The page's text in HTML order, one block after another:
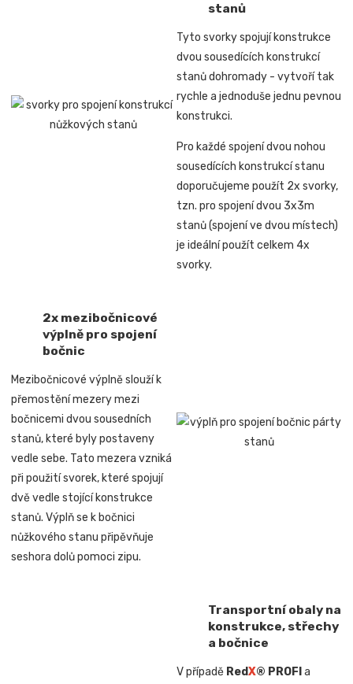
stanů
Tyto svorky spojují konstrukce
dvou sousedících konstrukcí
stanů dohromady - vytvoří tak
rychle a jednoduše jednu pevnou
konstrukci.
Pro každé spojení dvou nohou
sousedících konstrukcí stanu
doporučujeme použít 2x svorky,
tzn. pro spojenídvou 3x3m
stanů (spojení ve dvou místech)
je ideální použít celkem 4x
svorky.
2x mezibočnicové
výplně pro spojení
bočnic
Mezibočnicové výplně slouží k
přemostění mezery mezi
bočnicemi dvou sousedních
stanů, které byly postaveny
vedle sebe. Tato mezera vzniká
při použití svorek, které spojují
dvě vedle stojící konstrukce
stanů. Výplň se k bočnici
nůžkového stanu připěvňuje
seshora dolů pomoci zipu.
Transportní obaly na
konstrukce, střechy
a bočnice
V případě RedX® PROFI a